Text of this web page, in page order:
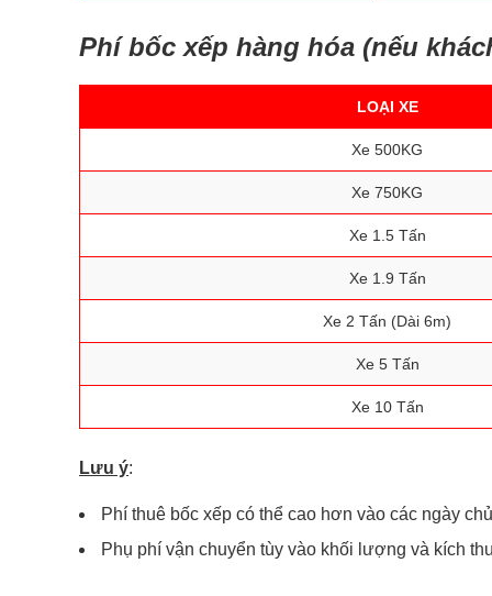
Phí bốc xếp hàng hóa (nếu
LOẠI XE
Xe 500KG
Xe 750KG
Xe 1.5 Tấn
Xe 1.9 Tấn
Xe 2 Tấn (Dài 6m)
Xe 5 Tấn
Xe 10 Tấn
Lưu ý:
Phí thuê bốc xếp có thể cao hơn vào các ngày
Phụ phí vận chuyển tùy vào khối lượng và kích